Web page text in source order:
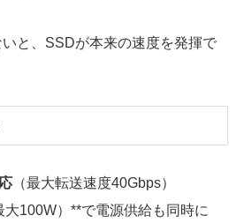
と、SSDが本来の速度を発揮で
（最大転送速度40Gbps）
100W）**で電源供給も同時に